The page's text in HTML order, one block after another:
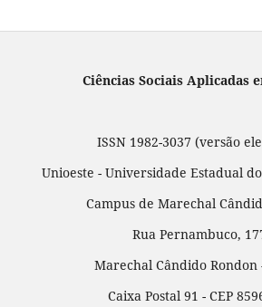
Ciências Sociais Aplicadas
ISSN 1982-3037 (versão
Unioeste - Universidade Estadual
Campus de Marechal
Rua Pernambuco,
Marechal Cândido Rondon
Caixa Postal 91 - CEP